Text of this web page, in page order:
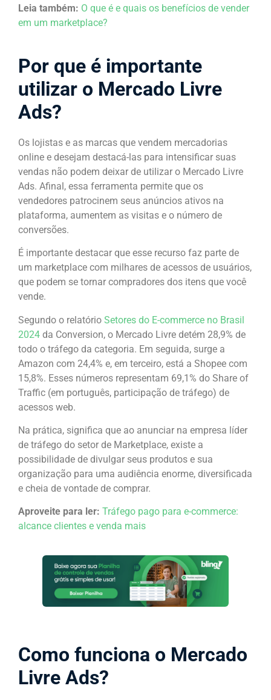
Leia também: O que é e quais os benefícios de vender
em um marketplace?
Por que é importante
utilizar o Mercado Livre
Ads?
Os lojistas e as marcas que vendem mercadorias
online e desejam destacá-las para intensificar suas
vendas não podem deixar de utilizar o Mercado Livre
Ads. Afinal, essa ferramenta permite que os
vendedores patrocinem seus anúncios ativos na
plataforma, aumentem as visitas e o número de
conversões.
É importante destacar que esse recurso faz parte de
um marketplace com milhares de acessos de usuários,
que podem se tornar compradores dos itens que você
vende.
Segundo o relatório Setores do E-commerce no Brasil
2024 da Conversion, o Mercado Livre detém 28,9% de
todo o tráfego da categoria. Em seguida, surge a
Amazon com 24,4% e, em terceiro, está a Shopee com
15,8%. Esses números representam 69,1% do Share of
Traffic (em português, participação de tráfego) de
acessos web.
Na prática, significa que ao anunciar na empresa líder
de tráfego do setor de Marketplace, existe a
possibilidade de divulgar seus produtos e sua
organização para uma audiência enorme, diversificada
e cheia de vontade de comprar.
Aproveite para ler: Tráfego pago para e-commerce:
alcance clientes e venda mais
Como funciona o Mercado
Livre Ads?